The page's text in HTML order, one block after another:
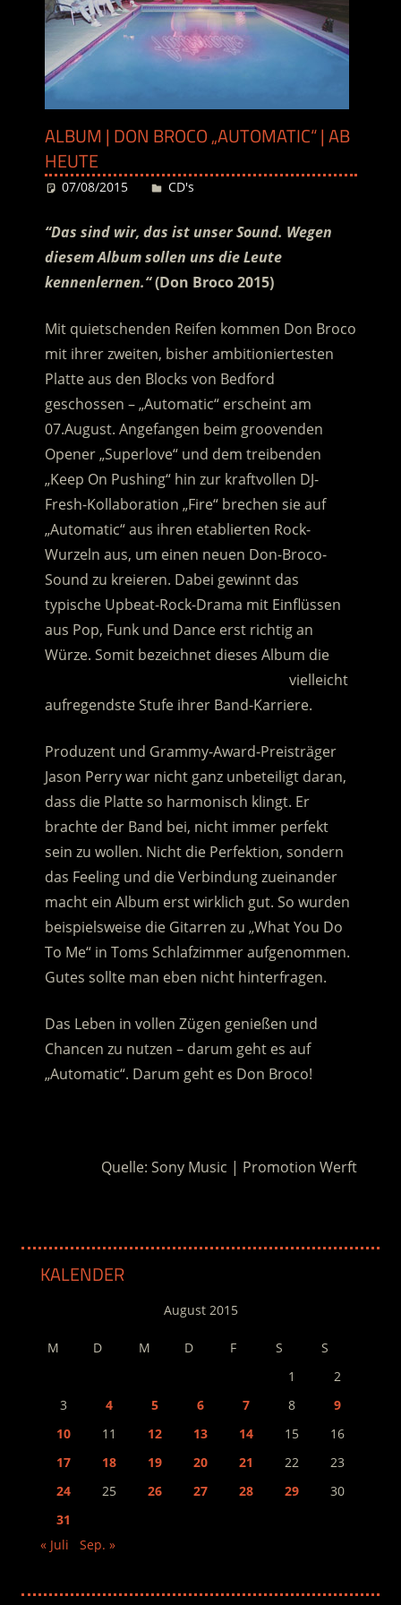
ALBUM | DON BROCO „AUTOMATIC“ | AB
HEUTE
07/08/2015 Desiree
CD's
“Das sind wir, das ist unser Sound. Wegen
diesem Album sollen uns die Leute
kennenlernen.“(Don Broco 2015)
Mit quietschenden Reifen kommen Don Broco
mit ihrer zweiten, bisher ambitioniertesten
Platte aus den Blocks von Bedford
geschossen – „Automatic“ erscheint am
07.August. Angefangen beim groovenden
Opener „Superlove“ und dem treibenden
„Keep On Pushing“ hin zur kraftvollen DJ-
Fresh-Kollaboration „Fire“brechen sie auf
„Automatic“ aus ihren etablierten Rock-
Wurzeln aus, um einen neuen Don-Broco-
Sound zu kreieren. Dabei gewinnt das
typische Upbeat-Rock-Drama mit Einflüssen
aus Pop, Funk und Dance erst richtig an
Würze. Somit bezeichnet dieses Album die
vielleicht
aufregendste Stufe ihrer Band-Karriere.
Produzent und Grammy-Award-Preisträger
Jason Perry war nicht ganz unbeteiligt daran,
dass die Platte so harmonisch klingt. Er
brachte der Band bei, nicht immer perfekt
sein zu wollen. Nicht die Perfektion, sondern
das Feeling und die Verbindung zueinander
macht ein Album erst wirklich gut. So wurden
beispielsweise die Gitarren zu „What You Do
To Me“ in Toms Schlafzimmer aufgenommen.
Gutes sollte man eben nicht hinterfragen.
Das Leben in vollen Zügen genießen und
Chancen zu nutzen – darum geht es auf
„Automatic“. Darum geht es Don Broco!
Quelle: Sony Music | Promotion Werft
KALENDER
August 2015
M D M D F S
S
1
2
3
4 5 6 7 8
9
10
11 12 13 14 15
16
17
18 19 20 21 22
23
24
25 26 27 28 29
30
31
« Juli
Sep. »